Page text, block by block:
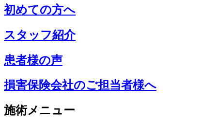
初めての方へ
スタッフ紹介
患者様の声
損害保険会社のご担当者様へ
施術メニュー